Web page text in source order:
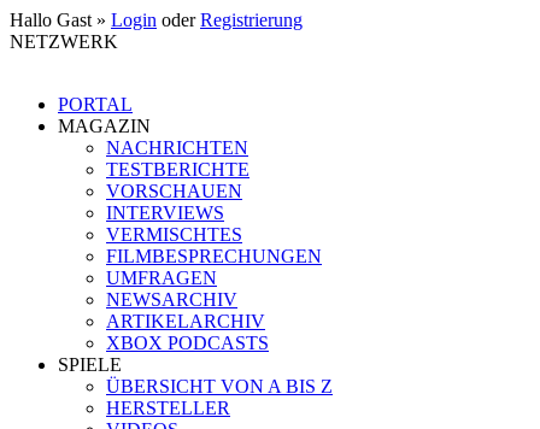
Hallo Gast » Login oderRegistrierung
NETZWERK
PORTAL
MAGAZIN
NACHRICHTEN
TESTBERICHTE
VORSCHAUEN
INTERVIEWS
VERMISCHTES
FILMBESPRECHUNGEN
UMFRAGEN
NEWSARCHIV
ARTIKELARCHIV
XBOX PODCASTS
SPIELE
ÜBERSICHT VON A BIS Z
HERSTELLER